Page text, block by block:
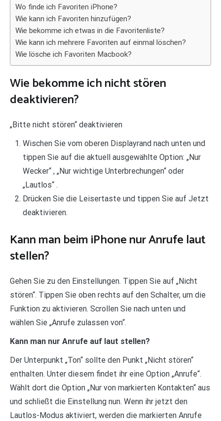
Wo finde ich Favoriten iPhone?
Wie kann ich Favoriten hinzufügen?
Wie bekomme ich etwas in die Favoritenliste?
Wie kann ich mehrere Favoriten auf einmal löschen?
Wie lösche ich Favoriten Macbook?
Wie bekomme ich nicht stören
deaktivieren?
„Bitte nicht stören“ deaktivieren
Wischen Sie vom oberen Displayrand nach unten und
tippen Sie auf die aktuell ausgewählte Option: „Nur
Wecker“ , „Nur wichtige Unterbrechungen“ oder
„Lautlos“ .
Drücken Sie die Leisertaste und tippen Sie auf Jetzt
deaktivieren.
Kann man beim iPhone nur Anrufe laut
stellen?
Gehen Sie zu den Einstellungen. Tippen Sie auf „Nicht
stören“. Tippen Sie oben rechts auf den Schalter, um die
Funktion zu aktivieren. Scrollen Sie nach unten und
wählen Sie „Anrufe zulassen von“.
Kann man nur Anrufe auf laut stellen?
Der Unterpunkt „Ton“ sollte den Punkt „Nicht stören“
enthalten. Unter diesem findet ihr eine Option „Anrufe“.
Wählt dort die Option „Nur von markierten Kontakten“ aus
und schließt die Einstellung nun. Wenn ihr jetzt den
Lautlos-Modus aktiviert, werden die markierten Anrufe